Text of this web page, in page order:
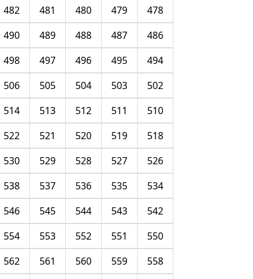
478
479
480
481
482
486
487
488
489
490
494
495
496
497
498
502
503
504
505
506
510
511
512
513
514
518
519
520
521
522
526
527
528
529
530
534
535
536
537
538
542
543
544
545
546
550
551
552
553
554
558
559
560
561
562